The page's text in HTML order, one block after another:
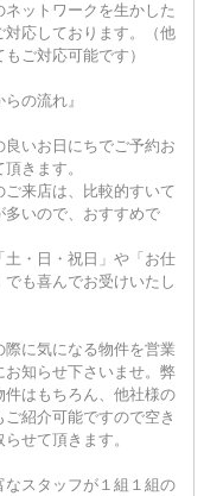
ネットワークを生かした
対応しております。（他
もご対応可能です）
らの流れ』
いお日にちでご予約お
きます。
ご来店は、比較的すいて
多いので、おすすめで
土・日・祝日」や「お仕
でも喜んでお受けいたし
に気になる物件を営業
お知らせ下さいませ。弊
件はもちろん、他社様の
ご紹介可能ですので空き
せて頂きます。
スタッフが１組１組の